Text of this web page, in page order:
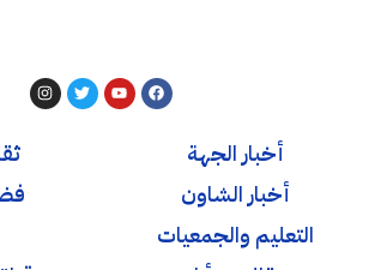
أخبار الجهة
أخبار الشاون
التعليم والجمعيات